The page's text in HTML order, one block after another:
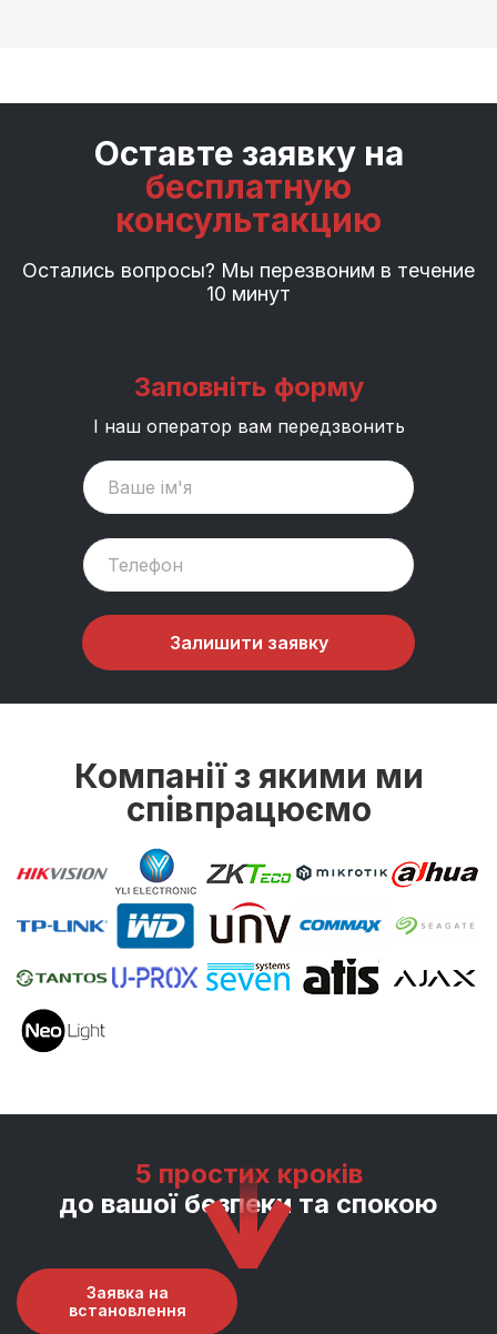
Оставте заявку на
бесплатную
консультакцию
Остались вопросы? Мы перезвоним в течение
10 минут
Заповніть форму
І наш оператор вам передзвонить
Залишити заявку
Компанії з якими ми
співпрацюємо
5 простих кроків
до вашої безпеки та спокою
Заявка на
встановлення